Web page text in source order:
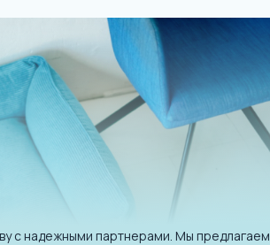
с надежными партнерами. Мы предлагаем